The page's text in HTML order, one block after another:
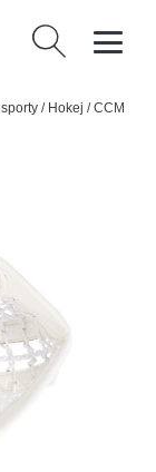
Vyhledávání
/ Hokej /CCM